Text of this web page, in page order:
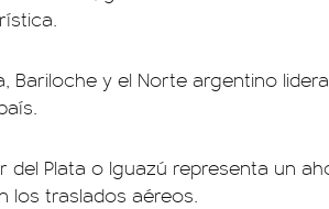
Bariloche y el Norte argentino
Plata o Iguazú representa un
los traslados aéreos.